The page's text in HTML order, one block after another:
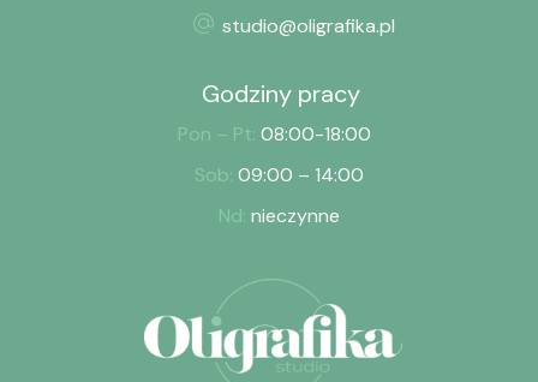
studio@oligrafika.pl
Godziny pracy
Pon – Pt: 08:00-18:00
Sob: 09:00 – 14:00
Nd: nieczynne